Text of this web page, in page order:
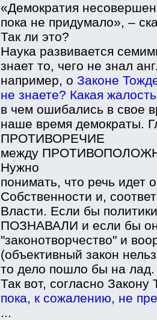
«Демократия
пока не придумало», –
Так ли это?
Наука развивается
знает то, чего не знал
например, о Законе
не знаете? Какая
в чем ошибались в свое
наше время демократы.
ПРОТИВОРЕЧИЕ
между
Нужно
понимать, что речь идет
Собственности и,
Власти. Если бы
ПОЗНАВАЛИ и если бы
"законотворчество" и
(объективный закон
то дело пошло бы на лад.
Так вот, согласно
пока, к сожалению, не
...